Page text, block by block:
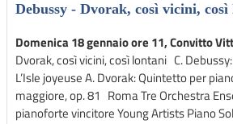
Debussy - Dvorak, così vicini,
Domenica 18 gennaio ore 11, Convitto
Dvorak, così vicini, così lontani C.
L’Isle joyeuse A. Dvorak: Quintetto per
maggiore, op. 81 Roma Tre Orchestra
pianoforte vincitore Young Artists Piano